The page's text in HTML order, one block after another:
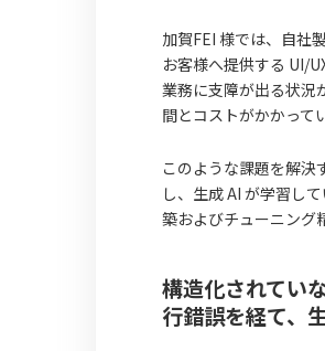
加賀FEI 様では、自社
お客様へ提供する UI/
業務に支障が出る状況
間とコストがかかって
このような課題を解
し、生成 AI が学習し
築およびチューニング
構造化されてい
行錯誤を経て、